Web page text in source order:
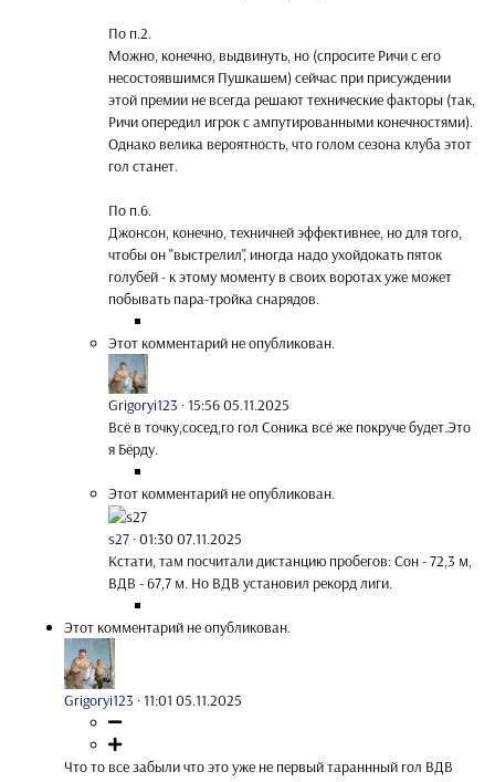
По п.2.
Можно, конечно, выдвинуть, но (спросите Ричи с его
несостоявшимся Пушкашем) сейчас при присуждении
этой премии не всегда решают технические факторы (так,
Ричи опередил игрок с ампутированными конечностями).
Однако велика вероятность, что голом сезона клуба этот
гол станет.
По п.6.
Джонсон, конечно, техничней эффективнее, но для того,
чтобы он "выстрелил", иногда надо ухойдокать пяток
голубей - к этому моменту в своих воротах уже может
побывать пара-тройка снарядов.
Этот комментарий не опубликован.
Grigoryi123 ·15:56 05.11.2025
Всё в точку,сосед,го гол Соника всё же покруче будет.Это
я Бёрду.
Этот комментарий не опубликован.
s27 ·01:30 07.11.2025
Кстати, там посчитали дистанцию пробегов: Сон - 72,3 м,
ВДВ - 67,7 м. Но ВДВ установил рекорд лиги.
Этот комментарий не опубликован.
Grigoryi123 ·11:01 05.11.2025
Что то все забыли что это уже не первый тараннный гол ВДВ